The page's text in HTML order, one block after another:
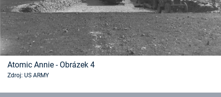
Atomic Annie - Obrázek 4
Zdroj: US ARMY